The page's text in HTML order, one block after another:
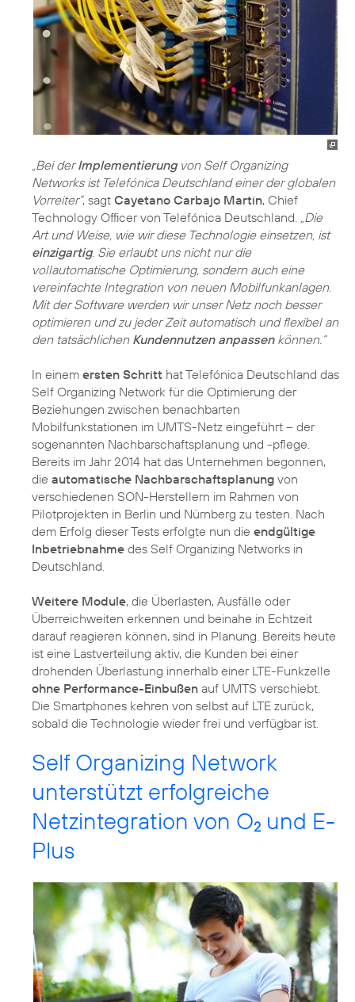
„Bei derImplementierungvon Self Organizing
Networks ist Telefónica Deutschland einer der globalen
Vorreiter“, sagt Cayetano Carbajo Martin, Chief
Technology Officer von Telefónica Deutschland. „Die
Art und Weise, wie wir diese Technologie einsetzen, ist
einzigartig. Sie erlaubt uns nicht nur die
vollautomatische Optimierung, sondern auch eine
vereinfachte Integration von neuen Mobilfunkanlagen.
Mit der Software werden wir unser Netz noch besser
optimieren und zu jeder Zeit automatisch und flexibel an
den tatsächlichen Kundennutzen anpassenkönnen.“
In einem ersten Schritt hat Telefónica Deutschland das
Self Organizing Network für die Optimierung der
Beziehungen zwischen benachbarten
Mobilfunkstationen im UMTS-Netz eingeführt – der
sogenannten Nachbarschaftsplanung und -pflege.
Bereits im Jahr 2014 hat das Unternehmen begonnen,
die automatische Nachbarschaftsplanung von
verschiedenen SON-Herstellern im Rahmen von
Pilotprojekten in Berlin und Nürnberg zu testen. Nach
dem Erfolg dieser Tests erfolgte nun die endgültige
Inbetriebnahme des Self Organizing Networks in
Deutschland.
Weitere Module, die Überlasten, Ausfälle oder
Überreichweiten erkennen und beinahe in Echtzeit
darauf reagieren können, sind in Planung. Bereits heute
ist eine Lastverteilung aktiv, die Kunden bei einer
drohenden Überlastung innerhalb einer LTE-Funkzelle
ohne Performance-Einbußen auf UMTS verschiebt.
Die Smartphones kehren von selbst auf LTE zurück,
sobald die Technologie wieder frei und verfügbar ist.
Self Organizing Network
unterstützt erfolgreiche
Netzintegration von O2 und E-
Plus